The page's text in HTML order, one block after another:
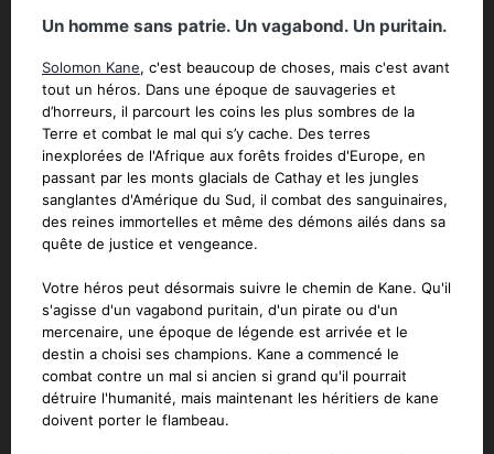
Un homme sans patrie. Un vagabond. Un puritain.
Solomon Kane, c'est beaucoup de choses, mais c'est avant
tout un héros. Dans une époque de sauvageries et
d’horreurs, il parcourt les coins les plus sombres de la
Terre et combat le mal qui s’y cache. Des terres
inexplorées de l'Afrique aux forêts froides d'Europe, en
passant par les monts glacials de Cathay et les jungles
sanglantes d'Amérique du Sud, il combat des sanguinaires,
des reines immortelles et même des démons ailés dans sa
quête de justice et vengeance.
Votre héros peut désormais suivre le chemin de Kane. Qu'il
s'agisse d'un vagabond puritain, d'un pirate ou d'un
mercenaire, une époque de légende est arrivée et le
destin a choisi ses champions. Kane a commencé le
combat contre un mal si ancien si grand qu'il pourrait
détruire l'humanité, mais maintenant les héritiers de kane
doivent porter le flambeau.